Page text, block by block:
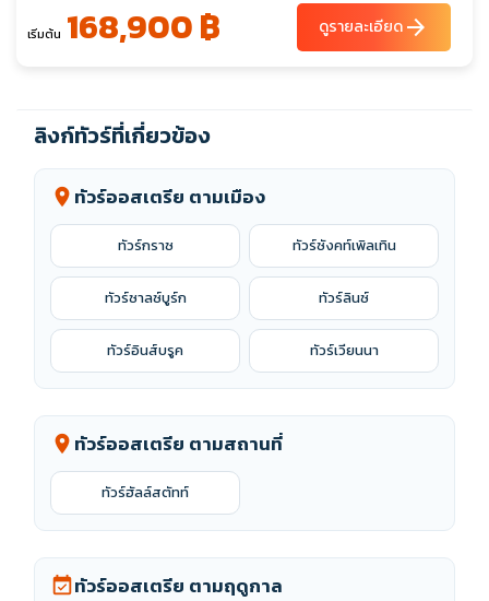
เริ่มต้น 168,900 ฿ ดูรายละเอียดarrow_forward
ลิงก์ทัวร์ที่เกี่ยวข้อง
location_on ทัวร์ออสเตรีย ตามเมือง
ทัวร์กราซ ทัวร์ซังคท์เพิลเทิน
ทัวร์ซาลซ์บูร์ก ทัวร์ลินซ์
ทัวร์อินส์บรูค ทัวร์เวียนนา
location_on ทัวร์ออสเตรีย ตามสถานที่
ทัวร์ฮัลล์สตัทท์
event_availableทัวร์ออสเตรีย ตามฤดูกาล